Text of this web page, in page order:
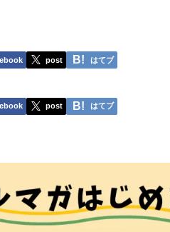
post はてブ
post はてブ